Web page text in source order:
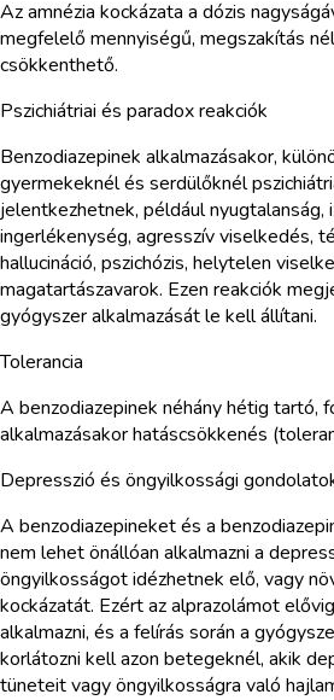
Az amnézia kockázata a dózis
megfelelő mennyiségű, megszakítás
csökkenthető.
Pszichiátriai és paradox reakciók
Benzodiazepinek alkalmazásakor,
gyermekeknél és serdülőknél
jelentkezhetnek, például nyugtalanság,
ingerlékenység, agresszív viselkedés,
hallucináció, pszichózis, helytelen
magatartászavarok. Ezen reakciók
gyógyszer alkalmazását le kell állítani.
Tolerancia
A benzodiazepinek néhány hétig tartó,
alkalmazásakor hatáscsökkenés
Depresszió és öngyilkossági
A benzodiazepineket és a
nem lehet önállóan alkalmazni a
öngyilkosságot idézhetnek elő, vagy
kockázatát. Ezért az alprazolámot
alkalmazni, és a felírás során a
korlátozni kell azon betegeknél, akik
tüneteit vagy öngyilkosságra való